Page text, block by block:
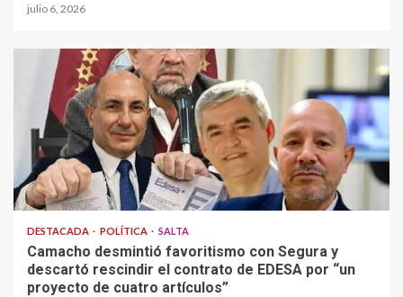
julio 6, 2026
DESTACADA POLÍTICA SALTA
Camacho desmintió favoritismo con Segura y
descartó rescindir el contrato de EDESA por “un
proyecto de cuatro artículos”